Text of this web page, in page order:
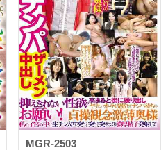
MGR-2503